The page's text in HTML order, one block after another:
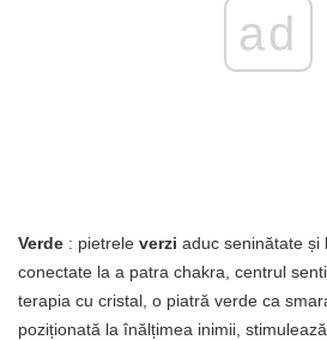
ad
Verde : pietrele verzi aduc seninătate și
conectate la a patra chakra, centrul
terapia cu cristal, o piatră verde ca
poziționată la înălțimea inimii,